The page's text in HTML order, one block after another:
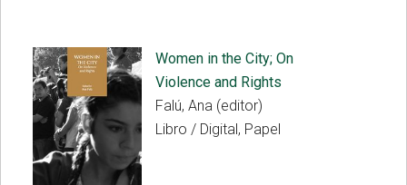
Women in the City; On
Violence and Rights
Falú, Ana (editor)
Libro / Digital, Papel